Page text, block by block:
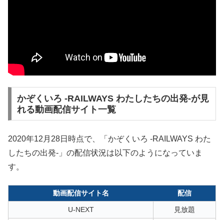
かぞくいろ -RAILWAYS わたしたちの出発-が見
れる動画配信サイト一覧
2020年12月28日時点で、「かぞくいろ -RAILWAYS わた
したちの出発-」の配信状況は以下のようになっていま
す。
動画配信サイト名 配信
U-NEXT 見放題